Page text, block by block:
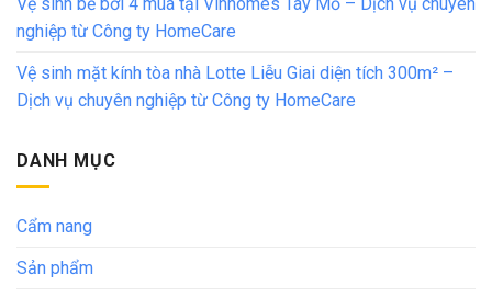
nghiệp từ Công ty HomeCare
Vệ sinh mặt kính tòa nhà Lotte Liễu Giai diện tích 300m² –
Dịch vụ chuyên nghiệp từ Công ty HomeCare
DANH MỤC
Cẩm nang
Sản phẩm